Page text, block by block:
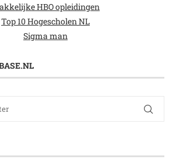
HBO opleidingen
Top 10 Hogescholen NL
Sigma man